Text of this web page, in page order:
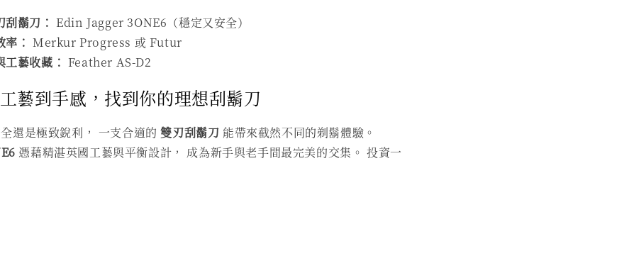
鬍刀： Edin Jagger 3ONE6（穩定又安全）
： Merkur Progress 或 Futur
藝收藏： Feather AS-D2
藝到手感，找到你的理想刮鬍刀
還是極致銳利， 一支合適的雙刃刮鬍刀 能帶來截然不同的剃鬍體驗。
憑藉精湛英國工藝與平衡設計， 成為新手與老手間最完美的交集。 投資一